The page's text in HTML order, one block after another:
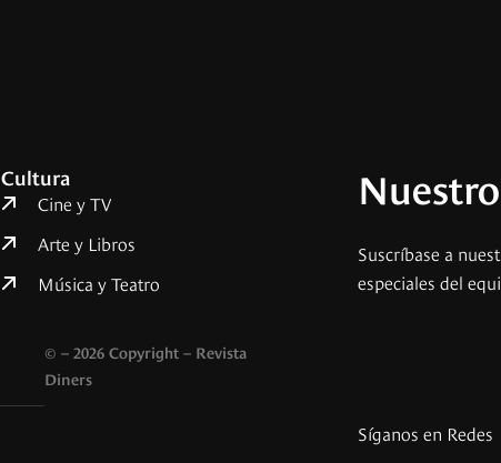
Cultura
Cine y TV
Arte y Libros
Música y Teatro
© – 2026 Copyright – Revista
Diners
Suscríbase a
especiales del
Síganos en Redes